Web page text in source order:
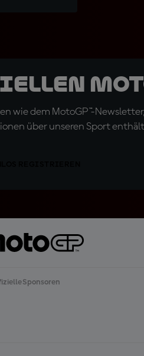
wie dem MotoGP™-
über unseren Sport
Sponsoren